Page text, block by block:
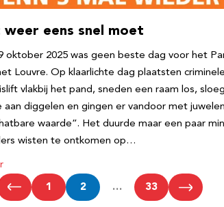
weer eens snel moet
oktober 2025 was geen beste dag voor het
Louvre. Op klaarlichte dag plaatsten
vlakbij het pand, sneden een raam los,
aan diggelen en gingen er vandoor met juwelen
waarde”. Het duurde maar een paar
wisten te ontkomen op…
1 2 … 33